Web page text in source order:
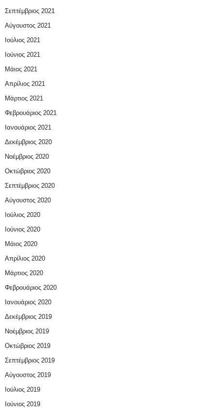
Σεπτέμβριος 2021
Αύγουστος 2021
Ιούλιος 2021
Ιούνιος 2021
Μάιος 2021
Απρίλιος 2021
Μάρτιος 2021
Φεβρουάριος 2021
Ιανουάριος 2021
Δεκέμβριος 2020
Νοέμβριος 2020
Οκτώβριος 2020
Σεπτέμβριος 2020
Αύγουστος 2020
Ιούλιος 2020
Ιούνιος 2020
Μάιος 2020
Απρίλιος 2020
Μάρτιος 2020
Φεβρουάριος 2020
Ιανουάριος 2020
Δεκέμβριος 2019
Νοέμβριος 2019
Οκτώβριος 2019
Σεπτέμβριος 2019
Αύγουστος 2019
Ιούλιος 2019
Ιούνιος 2019